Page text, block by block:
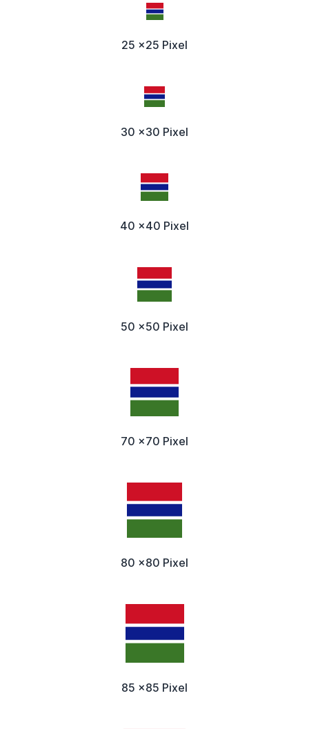
25 x25 Pixel
30 x30 Pixel
40 x40 Pixel
50 x50 Pixel
70 x70 Pixel
80 x80 Pixel
85 x85 Pixel